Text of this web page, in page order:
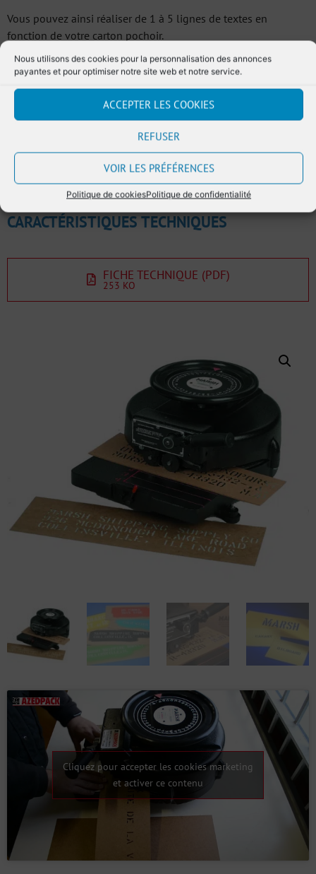
Nous utilisons des cookies pour la personnalisation des annonces
payantes et pour optimiser notre site web et notre service.
ACCEPTER LES COOKIES
REFUSER
VOIR LES PRÉFÉRENCES
Politique de cookiesPolitique de confidentialité
Vous pouvez ainsi réaliser de 1 à 5 lignes de textes en
fonction de votre carton pochoir.
Notre équipe technique assure le SAV.
Ajouter au devis
CARACTÉRISTIQUES TECHNIQUES
FICHE TECHNIQUE (PDF)
253 KO
Cliquez pour accepter les cookies marketing
et activer ce contenu